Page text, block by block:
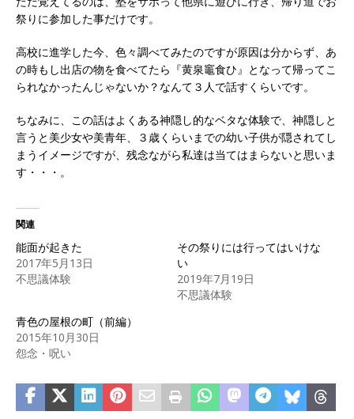
祭りに参加した事だけです。
高校に進学した今、色々調べてみたのですが原因は分からず、あ
の時もし出店の物を食べてたら『黄泉竈食ひ』となって帰ってこ
られなかったんじゃないか？なんて３人で話すくらいです。
ちなみに、この話はよくある神隠し的なベタな体験で、神隠しと
言うと美少女や美青年、３歳くらいまでの幼い子供が隠されてし
まうイメージですが、残念ながら私達は当てはまらないと思いま
す・・・。
関連
能面が起きた
2017年5月13日
不思議体験
その祭りには行ってはいけな
い
2019年7月19日
不思議体験
青色の屋根の町（前編）
2015年10月30日
怨念・呪い